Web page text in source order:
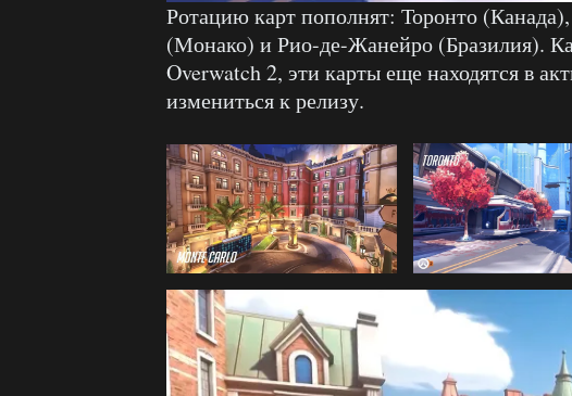
Ротацию карт пополнят: Торонто
(Монако) и Рио-де-Жанейро (Бразилия).
Overwatch 2, эти карты еще находятся в
измениться к релизу.